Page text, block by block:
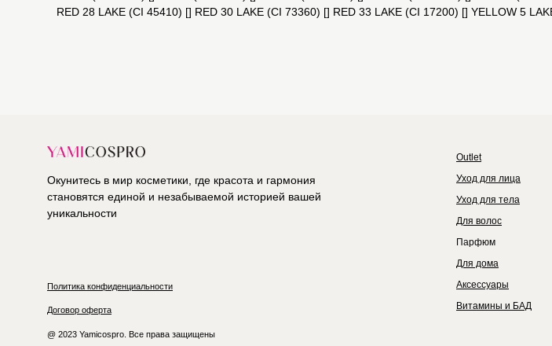
RED 28 LAKE (CI 45410) [] RED 30 LAKE (CI 73360) [] RED 33 LAKE (CI 17200) [] YELLOW 5
Outlet
Окунитесь в мир косметики, где красота и гармония
становятся единой и незабываемой историей вашей
уникальности
Политика конфиденциальности
Договор оферта
@ 2023 Yamicospro. Все права защищены
Уход для лица
Уход для тела
Для волос
Парфюм
Для дома
Аксессуары
Витамины и БАД